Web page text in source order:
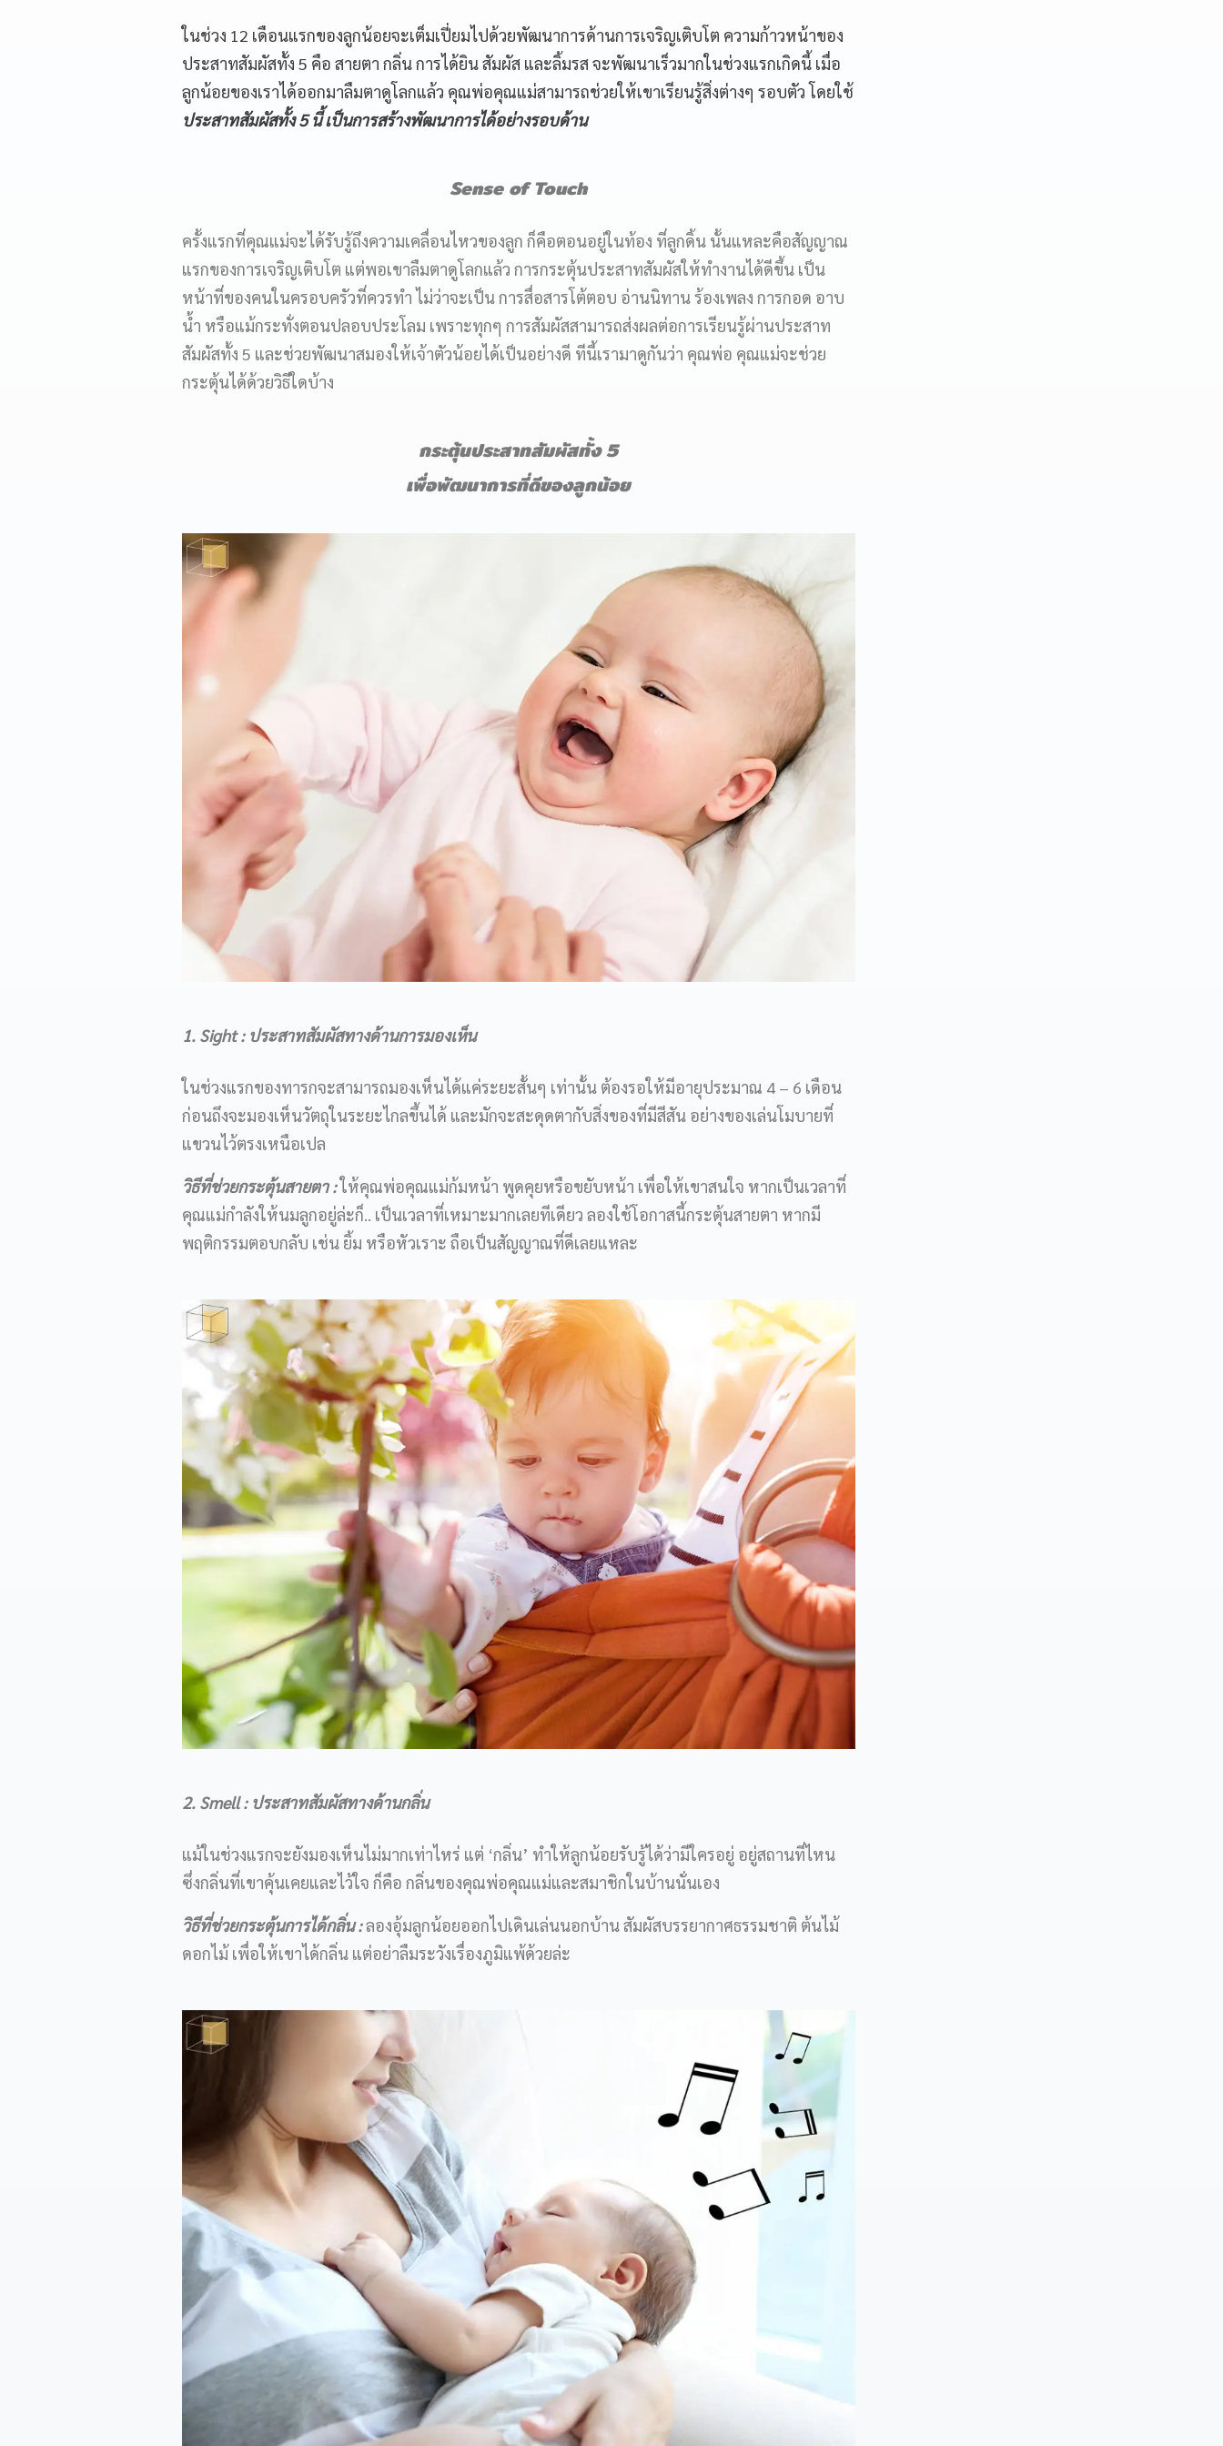
ในช่วง 12 เดือนแรกของลูกน้อยจะเต็มเปี่ยมไปด้วยพัฒนาการด้านการเจริญเติบโต ความก้าวหน้าของ
ประสาทสัมผัสทั้ง 5 คือ สายตา กลิ่น การได้ยิน สัมผัส และลิ้มรส จะพัฒนาเร็วมากในช่วงแรกเกิดนี้ เมื่อ
ลูกน้อยของเราได้ออกมาลืมตาดูโลกแล้ว คุณพ่อคุณแม่สามารถช่วยให้เขาเรียนรู้สิ่งต่างๆ รอบตัว โดยใช้
ประสาทสัมผัสทั้ง 5 นี้ เป็นการสร้างพัฒนาการได้อย่างรอบด้าน
Sense of Touch
ครั้งแรกที่คุณแม่จะได้รับรู้ถึงความเคลื่อนไหวของลูก ก็คือตอนอยู่ในท้อง ที่ลูกดิ้น นั้นแหละคือสัญญาณ
แรกของการเจริญเติบโต แต่พอเขาลืมตาดูโลกแล้ว การกระตุ้นประสาทสัมผัสให้ทำงานได้ดีขึ้น เป็น
หน้าที่ของคนในครอบครัวที่ควรทำ ไม่ว่าจะเป็น การสื่อสารโต้ตอบ อ่านนิทาน ร้องเพลง การกอด อาบ
น้ำ หรือแม้กระทั่งตอนปลอบประโลม เพราะทุกๆ การสัมผัสสามารถส่งผลต่อการเรียนรู้ผ่านประสาท
สัมผัสทั้ง 5 และช่วยพัฒนาสมองให้เจ้าตัวน้อยได้เป็นอย่างดี ทีนี้เรามาดูกันว่า คุณพ่อ คุณแม่จะช่วย
กระตุ้นได้ด้วยวิธีใดบ้าง
กระตุ้นประสาทสัมผัสทั้ง 5
เพื่อพัฒนาการที่ดีของลูกน้อย
1. Sight : ประสาทสัมผัสทางด้านการมองเห็น
ในช่วงแรกของทารกจะสามารถมองเห็นได้แค่ระยะสั้นๆ เท่านั้น ต้องรอให้มีอายุประมาณ 4 – 6 เดือน
ก่อนถึงจะมองเห็นวัตถุในระยะไกลขึ้นได้ และมักจะสะดุดตากับสิ่งของที่มีสีสัน อย่างของเล่นโมบายที่
แขวนไว้ตรงเหนือเปล
วิธีที่ช่วยกระตุ้นสายตา:ให้คุณพ่อคุณแม่ก้มหน้า พูดคุยหรือขยับหน้า เพื่อให้เขาสนใจ หากเป็นเวลาที่
คุณแม่กำลังให้นมลูกอยู่ล่ะก็.. เป็นเวลาที่เหมาะมากเลยทีเดียว ลองใช้โอกาสนี้กระตุ้นสายตา หากมี
พฤติกรรมตอบกลับ เช่น ยิ้ม หรือหัวเราะ ถือเป็นสัญญาณที่ดีเลยแหละ
2. Smell : ประสาทสัมผัสทางด้านกลิ่น
แม้ในช่วงแรกจะยังมองเห็นไม่มากเท่าไหร่ แต่ ‘กลิ่น’ ทำให้ลูกน้อยรับรู้ได้ว่ามีใครอยู่ อยู่สถานที่ไหน
ซึ่งกลิ่นที่เขาคุ้นเคยและไว้ใจ ก็คือ กลิ่นของคุณพ่อคุณแม่และสมาชิกในบ้านนั่นเอง
วิธีที่ช่วยกระตุ้นการได้กลิ่น:ลองอุ้มลูกน้อยออกไปเดินเล่นนอกบ้าน สัมผัสบรรยากาศธรรมชาติ ต้นไม้
ดอกไม้ เพื่อให้เขาได้กลิ่น แต่อย่าลืมระวังเรื่องภูมิแพ้ด้วยล่ะ